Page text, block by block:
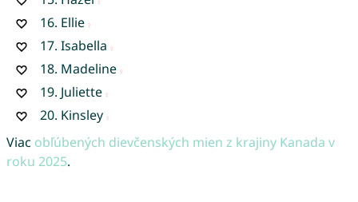
16. Ellie
17. Isabella
18. Madeline
19. Juliette
20. Kinsley
Viac obľúbených dievčenských mien z krajiny Kanada v
roku 2025.